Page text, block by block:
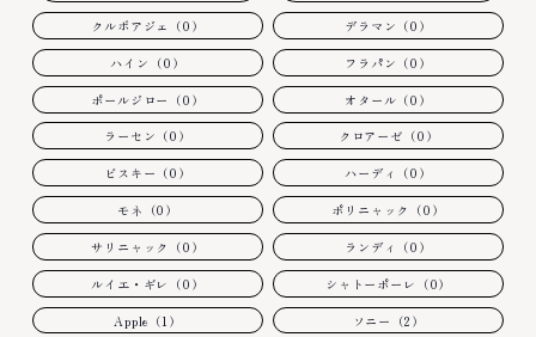
クルボアジェ（0） デラマン（0）
ハイン（0） フラパン（0）
ポールジロー（0） オタール（0）
ラーセン（0） クロアーゼ（0）
ビスキー（0） ハーディ（0）
モネ（0） ポリニャック（0）
サリニャック（0） ランディ（0）
ルイエ・ギレ（0） シャトーポーレ（0）
Apple（1） ソニー（2）